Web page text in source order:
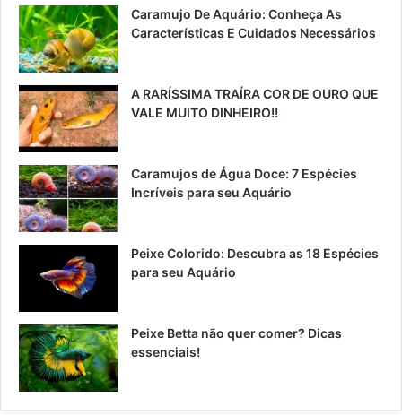
Caramujo De Aquário: Conheça As
Características E Cuidados Necessários
A RARÍSSIMA TRAÍRA COR DE OURO QUE
VALE MUITO DINHEIRO!!
Caramujos de Água Doce: 7 Espécies
Incríveis para seu Aquário
Peixe Colorido: Descubra as 18 Espécies
para seu Aquário
Peixe Betta não quer comer? Dicas
essenciais!